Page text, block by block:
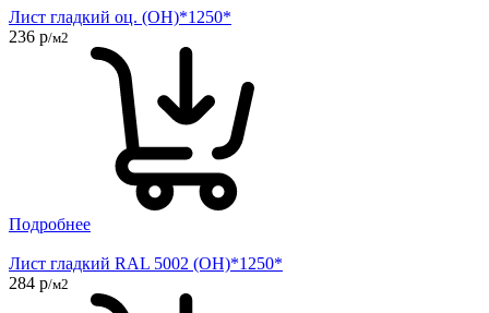
Лист гладкий оц. (ОН)*1250*
236 р/м2
Подробнее
Лист гладкий RAL 5002 (ОН)*1250*
284 р/м2